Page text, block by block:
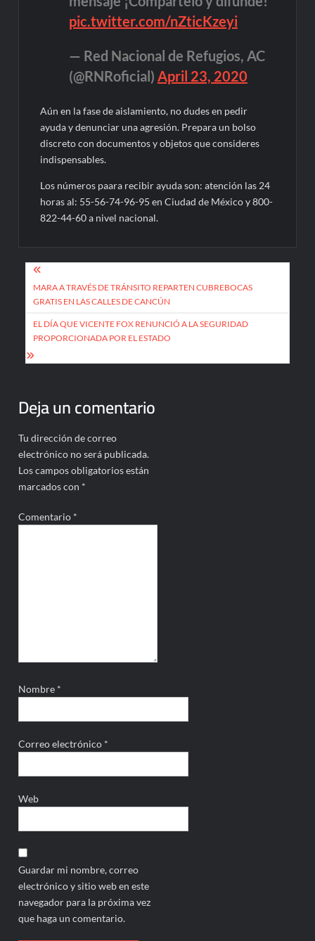
pic.twitter.com/nZticKzeyi
— Red Nacional de Refugios, AC
(@RNRoficial) April 23, 2020
Aún en la fase de aislamiento, no dudes en pedir
ayuda y denunciar una agresión. Prepara un bolso
discreto con documentos y objetos que consideres
indispensables.
Los números paara recibir ayuda son: atención las 24
horas al: 55-56-74-96-95 en Ciudad de México y 800-
822-44-60 a nivel nacional.
Navegación
de
entradas
MARA A TRAVÉS DE TRÁNSITO REPARTEN CUBREBOCAS
GRATIS EN LAS CALLES DE CANCÚN
EL DÍA QUE VICENTE FOX RENUNCIÓ A LA SEGURIDAD
PROPORCIONADA POR EL ESTADO
Deja un comentario
Tu dirección de correo
electrónico no será publicada.
Los campos obligatorios están
marcados con *
Comentario *
Nombre *
Correo electrónico *
Web
Guardar mi nombre, correo
electrónico y sitio web en este
navegador para la próxima vez
que haga un comentario.